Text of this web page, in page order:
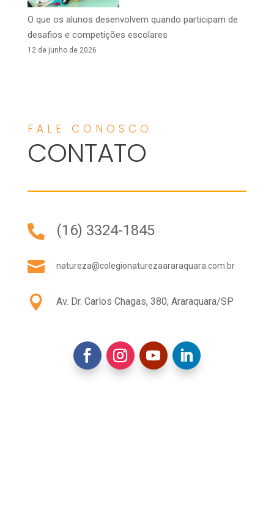
O que os alunos desenvolvem quando participam de
desafios e competições escolares
12 de junho de 2026
FALE CONOSCO
CONTATO
 (16) 3324-1845
 natureza@colegionaturezaararaquara.com.br
 Av. Dr. Carlos Chagas, 380, Araraquara/SP